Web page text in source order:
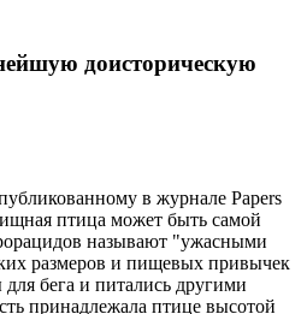
доисторическую
в журнале Papers
птица может быть самой
называют "ужасными
размеров и пищевых привычек
бега и питались другими
принадлежала птице высотой